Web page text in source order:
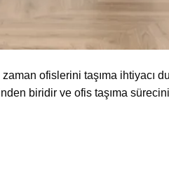
ofislerini taşıma ihtiyacı
biridir ve ofis taşıma